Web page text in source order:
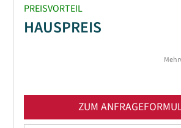
PREISVORTEIL
HAUSPREIS
ZUM